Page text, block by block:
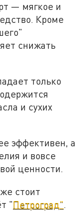
— мягкое и
Кроме
снижать
только
и сухих
эффективен, а
и вовсе
ценности.
стоит
"Петроград"